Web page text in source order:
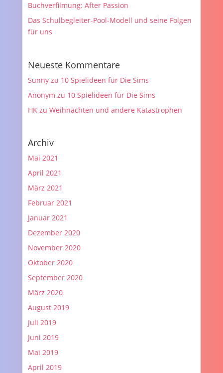
Buchverfilmung: After Passion
Das Schulbegleiter-Pool-Modell und seine Folgen
für uns
Neueste Kommentare
Sunnyzu 10 Spielideen für Die Sims
Anonym zu 10 Spielideen für Die Sims
HK zu Weihnachten und andere Katastrophen
Archiv
Mai 2021
April 2021
März 2021
Februar 2021
Januar 2021
Dezember 2020
November 2020
Oktober 2020
September 2020
März 2020
August 2019
Juli 2019
Juni 2019
Mai 2019
April 2019